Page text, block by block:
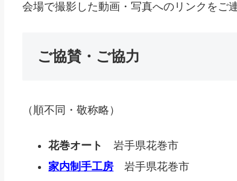
会場で撮影した動画・写真へのリンクをご
ご協賛・ご協力
（順不同・敬称略）
花巻オート
岩手県花巻市
家内制手工房 岩手県花巻市